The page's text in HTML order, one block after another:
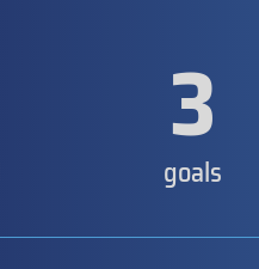
3
goals